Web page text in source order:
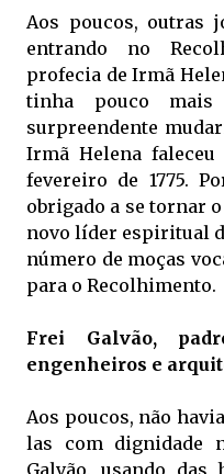
Aos poucos, outras
entrando no
profecia de Irmã
tinha pouco
surpreendente
Irmã Helena
fevereiro de 1775.
obrigado a se tornar
novo líder espiritual
número de moças
para o Recolhimento.
Frei Galvão,
engenheiros e
Aos poucos, não
las com dignidade
Galvão, usando das